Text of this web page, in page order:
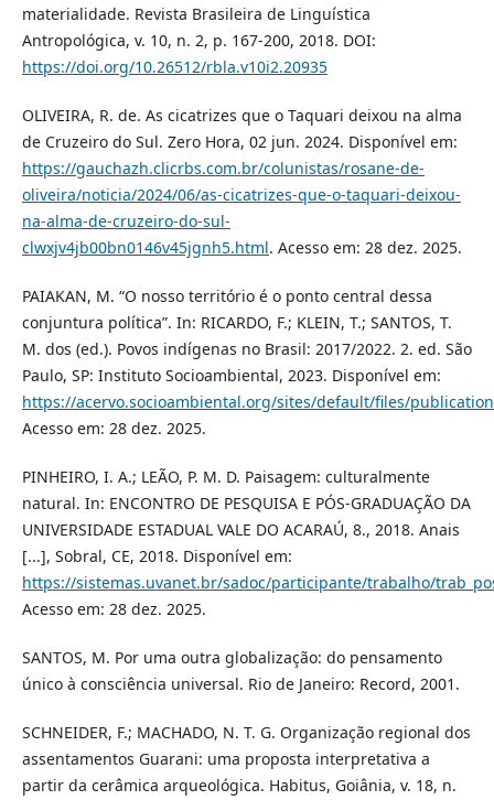
materialidade. Revista Brasileira de Linguística
Antropológica, v. 10, n. 2, p. 167-200, 2018. DOI:
https://doi.org/10.26512/rbla.v10i2.20935
OLIVEIRA, R. de. As cicatrizes que o Taquari deixou na alma
de Cruzeiro do Sul. Zero Hora, 02 jun. 2024. Disponível em:
https://gauchazh.clicrbs.com.br/colunistas/rosane-de-
oliveira/noticia/2024/06/as-cicatrizes-que-o-taquari-deixou-
na-alma-de-cruzeiro-do-sul-
clwxjv4jb00bn0146v45jgnh5.html. Acesso em: 28 dez. 2025.
PAIAKAN, M. “O nosso território é o ponto central dessa
conjuntura política”. In: RICARDO, F.; KLEIN, T.; SANTOS, T.
M. dos (ed.). Povos indígenas no Brasil: 2017/2022. 2. ed. São
Paulo, SP: Instituto Socioambiental, 2023. Disponível em:
https://acervo.socioambiental.org/sites/default/files/
Acesso em: 28 dez. 2025.
PINHEIRO, I. A.; LEÃO, P. M. D. Paisagem: culturalmente
natural. In: ENCONTRO DE PESQUISA E PÓS-GRADUAÇÃO DA
UNIVERSIDADE ESTADUAL VALE DO ACARAÚ, 8., 2018. Anais
[...], Sobral, CE, 2018. Disponível em:
https://sistemas.uvanet.br/sadoc/participante/trabalho/
Acesso em: 28 dez. 2025.
SANTOS, M. Por uma outra globalização: do pensamento
único à consciência universal. Rio de Janeiro: Record, 2001.
SCHNEIDER, F.; MACHADO, N. T. G. Organização regional dos
assentamentos Guarani: uma proposta interpretativa a
partir da cerâmica arqueológica. Habitus, Goiânia, v. 18, n.